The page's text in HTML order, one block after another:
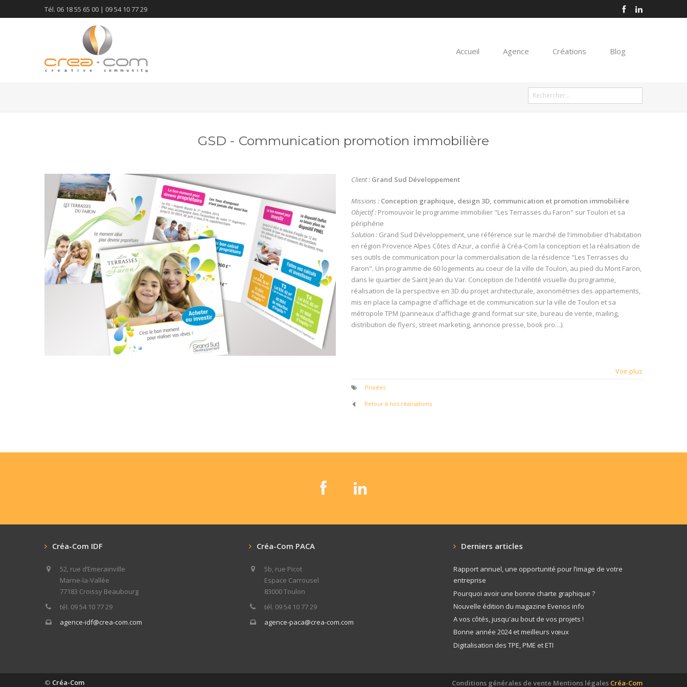
Tél. 06 18 55 65 00 | 09 54 10 77 29
Accueil Agence Créations Blog
GSD - Communication promotion immobilière
Client : Grand Sud Développement
Missions : Conception graphique, design 3D, communication et promotion immobilière
Objectif : Promouvoir le programme immobilier "Les Terrasses du Faron" sur Toulon et sa
périphérie
Solution : Grand Sud Développement, une référence sur le marché de l'immobilier d'habitation
en région Provence Alpes Côtes d'Azur, a confié à Créa-Com la conception et la réalisation de
ses outils de communication pour la commercialisation de la résidence "Les Terrasses du
Faron". Un programme de 60 logements au coeur de la ville de Toulon, au pied du Mont Faron,
dans le quartier de Saint Jean du Var. Conception de l'identité visuelle du programme,
réalisation de la perspective en 3D du projet architecturale, axonométries des appartements,
mis en place la campagne d'affichage et de communication sur la ville de Toulon et sa
métropole TPM (panneaux d'affichage grand format sur site, bureau de vente, mailing,
distribution de flyers, street marketing, annonce presse, book pro…).
Voir plus
Privées
Retour à nos réalisations
Créa-Com IDF
52, rue d’Emerainville
Marne-la-Vallée
77183 Croissy Beaubourg
tél. 09 54 10 77 29
agence-idf@crea-com.com
Créa-Com PACA
5b, rue Picot
Espace Carrousel
83000 Toulon
tél. 09 54 10 77 29
agence-paca@crea-com.com
Derniers articles
Rapport annuel, une opportunité pour l’image de votre
entreprise
Pourquoi avoir une bonne charte graphique ?
Nouvelle édition du magazine Evenos info
A vos côtés, jusqu'au bout de vos projets !
Bonne année 2024 et meilleurs vœux
Digitalisation des TPE, PME et ETI
© Créa-Com Conditions générales de vente Mentions légales Créa-Com